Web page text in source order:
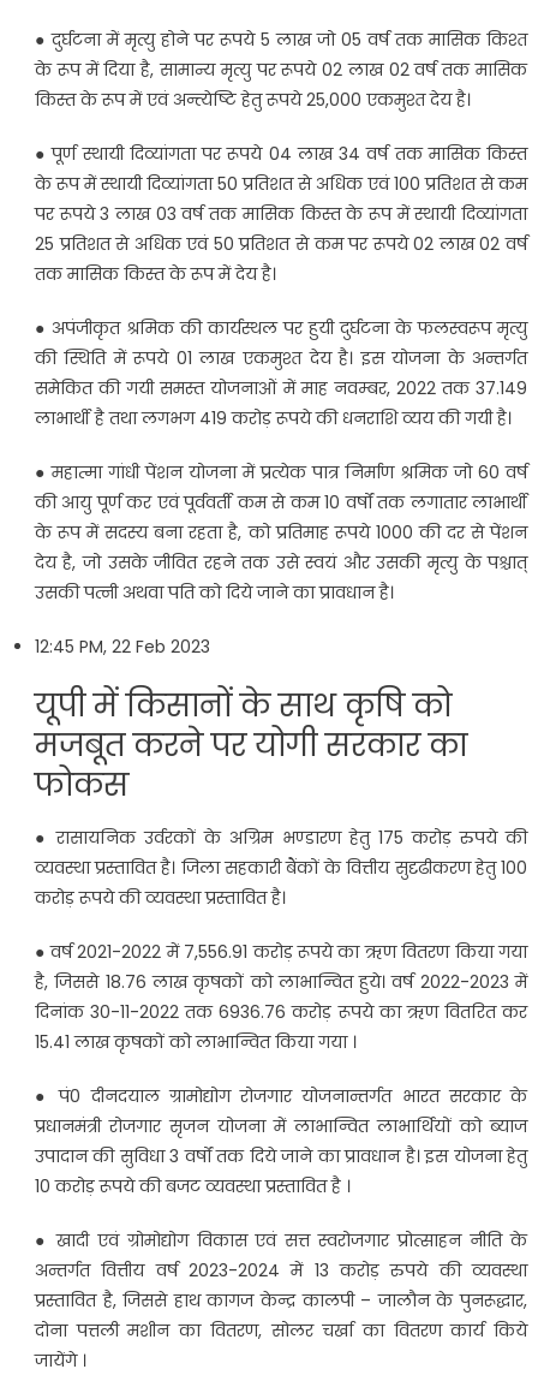
● दुर्घटना में मृत्यु होने पर रूपये 5 लाख जो 05 वर्ष तक मासिक किश्त
के रूप में दिया है, सामान्य मृत्यु पर रूपये 02 लाख 02 वर्ष तक मासिक
किस्त के रूप में एवं अन्त्येष्टि हेतु रूपये 25,000 एकमुश्त देय है।
● पूर्ण स्थायी दिव्यांगता पर रूपये 04 लाख 34 वर्ष तक मासिक किस्त
के रूप में स्थायी दिव्यांगता 50 प्रतिशत से अधिक एवं 100 प्रतिशत से कम
पर रूपये 3 लाख 03 वर्ष तक मासिक किस्त के रूप में स्थायी दिव्यांगता
25 प्रतिशत से अधिक एवं 50 प्रतिशत से कम पर रूपये 02 लाख 02 वर्ष
तक मासिक किस्त के रूप में देय है।
● अपंजीकृत श्रमिक की कार्यस्थल पर हुयी दुर्घटना के फलस्वरूप मृत्यु
की स्थिति में रूपये 01 लाख एकमुश्त देय है। इस योजना के अन्तर्गत
समेकित की गयी समस्त योजनाओं में माह नवम्बर, 2022 तक 37.149
लाभार्थी है तथा लगभग 419 करोड़ रूपये की धनराशि व्यय की गयी है।
● महात्मा गांधी पेंशन योजना में प्रत्येक पात्र निर्माण श्रमिक जो 60 वर्ष
की आयु पूर्ण कर एवं पूर्ववर्ती कम से कम 10 वर्षों तक लगातार लाभार्थी
के रूप में सदस्य बना रहता है, को प्रतिमाह रूपये 1000 की दर से पेंशन
देय है, जो उसके जीवित रहने तक उसे स्वयं और उसकी मृत्यु के पश्चात्
उसकी पत्नी अथवा पति को दिये जाने का प्रावधान है।
12:45 PM, 22 Feb 2023
यूपी में क‍िसानों के साथ कृषि को
मजबूत करने पर योगी सरकार का
फोकस
● रासायनिक उर्वरकों के अग्रिम भण्डारण हेतु 175 करोड़ रुपये की
व्यवस्था प्रस्तावित है। जिला सहकारी बैंकों के वित्तीय सुदृढीकरण हेतु 100
करोड़ रूपये की व्यवस्था प्रस्तावित है।
● वर्ष 2021-2022 में 7,556.91 करोड़ रूपये का ऋण वितरण किया गया
है, जिससे 18.76 लाख कृषकों को लाभान्वित हुये। वर्ष 2022-2023 में
दिनांक 30-11-2022 तक 6936.76 करोड़ रूपये का ऋण वितरित कर
15.41 लाख कृषकों को लाभान्वित किया गया ।
● पं0 दीनदयाल ग्रामोद्योग रोजगार योजनान्तर्गत भारत सरकार के
प्रधानमंत्री रोजगार सृजन योजना में लाभान्वित लाभार्थियों को ब्याज
उपादान की सुविधा 3 वर्षों तक दिये जाने का प्रावधान है। इस योजना हेतु
10 करोड़ रूपये की बजट व्यवस्था प्रस्तावित है ।
● खादी एवं ग्रोमोद्योग विकास एवं सत्त स्वरोजगार प्रोत्साहन नीति के
अन्तर्गत वित्तीय वर्ष 2023-2024 में 13 करोड़ रुपये की व्यवस्था
प्रस्तावित है, जिससे हाथ कागज केन्द्र कालपी – जालौन के पुनरूद्धार,
दोना पत्तली मशीन का वितरण, सोलर चर्खा का वितरण कार्य किये
जायेंगे ।